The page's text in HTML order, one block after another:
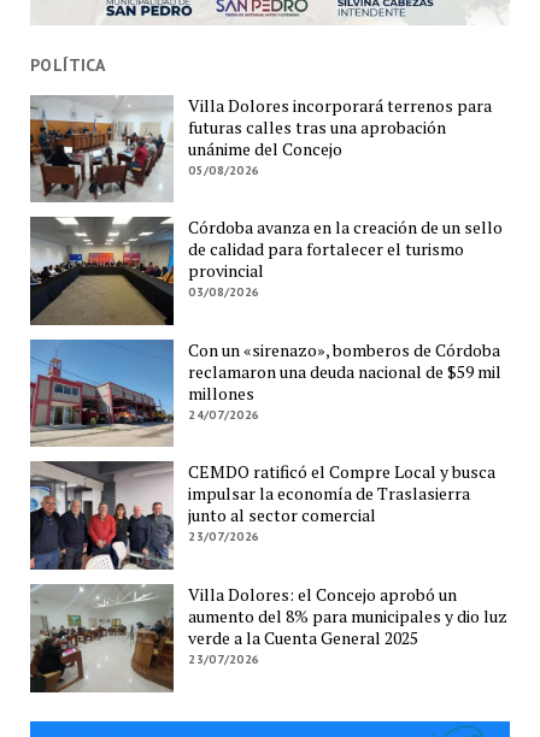
POLÍTICA
Villa Dolores incorporará terrenos para
futuras calles tras una aprobación
unánime del Concejo
05/08/2026
Córdoba avanza en la creación de un sello
de calidad para fortalecer el turismo
provincial
03/08/2026
Con un «sirenazo», bomberos de Córdoba
reclamaron una deuda nacional de $59 mil
millones
24/07/2026
CEMDO ratificó el Compre Local y busca
impulsar la economía de Traslasierra
junto al sector comercial
23/07/2026
Villa Dolores: el Concejo aprobó un
aumento del 8% para municipales y dio luz
verde a la Cuenta General 2025
23/07/2026